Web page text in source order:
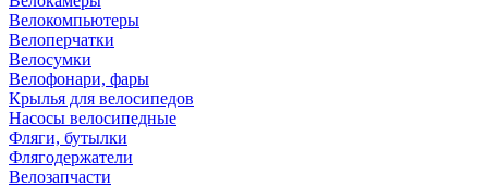
Велокомпьютеры
Велоперчатки
Велосумки
Велофонари, фары
Крылья для велосипедов
Насосы велосипедные
Фляги, бутылки
Флягодержатели
Велозапчасти